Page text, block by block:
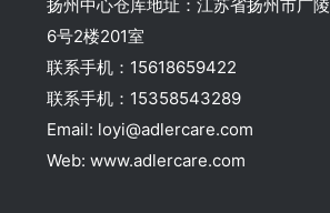
扬州中心仓库地址：江苏省扬州市广
6号2楼201室
联系手机：15618659422
联系手机：15358543289
Email: loyi@adlercare.com
Web: www.adlercare.com